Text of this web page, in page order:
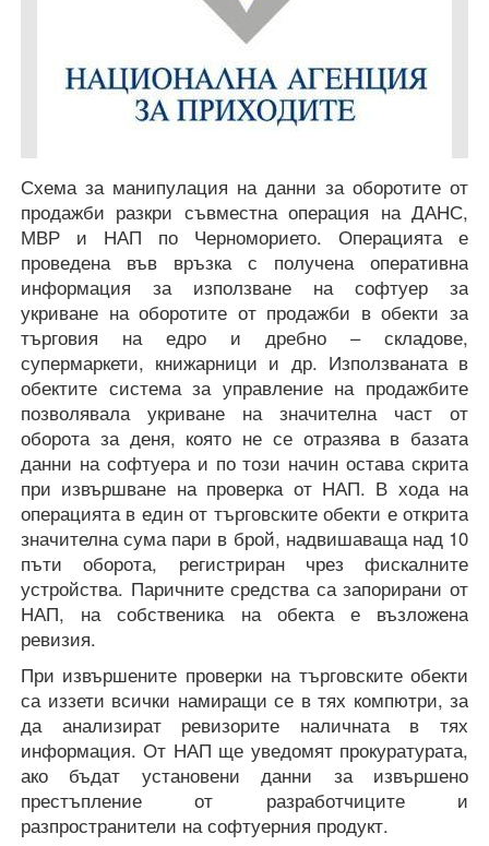
Схема за манипулация на данни за оборотите от
продажби разкри съвместна операция на ДАНС,
МВР и НАП по Черноморието. Операцията е
проведена във връзка с получена оперативна
информация за използване на софтуер за
укриване на оборотите от продажби в обекти за
търговия на едро и дребно – складове,
супермаркети, книжарници и др. Използваната в
обектите система за управление на продажбите
позволявала укриване на значителна част от
оборота за деня, която не се отразява в базата
данни на софтуера и по този начин остава скрита
при извършване на проверка от НАП. В хода на
операцията в един от търговските обекти е открита
значителна сума пари в брой, надвишаваща над 10
пъти оборота, регистриран чрез фискалните
устройства. Паричните средства са запорирани от
НАП, на собственика на обекта е възложена
ревизия.
При извършените проверки на търговските обекти
са иззети всички намиращи се в тях компютри, за
да анализират ревизорите наличната в тях
информация. От НАП ще уведомят прокуратурата,
ако бъдат установени данни за извършено
престъпление от разработчиците и
разпространители на софтуерния продукт.